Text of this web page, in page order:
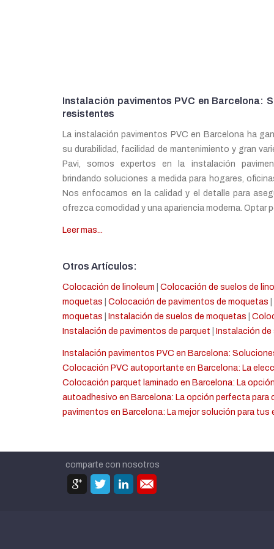
Instalación pavimentos PVC en Barcelona:
resistentes
La instalación pavimentos PVC en Barcelona ha
su durabilidad, facilidad de mantenimiento y gran
Pavi, somos expertos en la instalación
brindando soluciones a medida para hogares,
Nos enfocamos en la calidad y el detalle para
ofrezca comodidad y una apariencia moderna. Optar
Leer mas...
Otros Artículos:
Colocación de linoleum
Colocación de suelos de
moquetas
Colocación de pavimentos de moquetas
moquetas
Instalación de suelos de moquetas
Instalación de pavimentos de parquet
Instalación
Instalación pavimentos PVC en Barcelona:
Colocación PVC autoportante en Barcelona: La
Colocación parquet laminado en Barcelona: La
autoadhesivo en Barcelona: La opción perfecta para
pavimentos en Barcelona: La mejor solución para tus
comparte con nosotros